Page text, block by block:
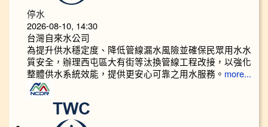
停水
2026-08-10, 14:30
台灣自來水公司
為提升供水穩定度、降低管線漏水風險並確保民眾用水水
質安全，辦理西屯區大有街等汰換管線工程改接，以強化
整體供水系統效能，提供更安心可靠之用水服務。 more...